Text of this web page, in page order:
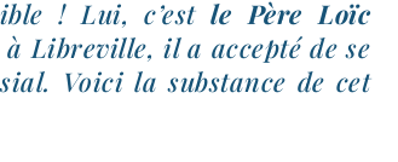
! Lui, c’estle Père Loïc
à Libreville, il a accep­té de se
Voici la sub­stance de cet